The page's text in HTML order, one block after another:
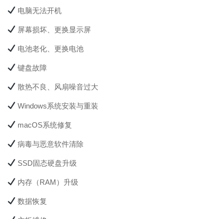
电脑无法开机
屏幕损坏、更换显示屏
电池老化、更换电池
键盘故障
散热不良、风扇噪音过大
Windows系统安装与重装
macOS系统修复
病毒与恶意软件清除
SSD固态硬盘升级
内存（RAM）升级
数据恢复